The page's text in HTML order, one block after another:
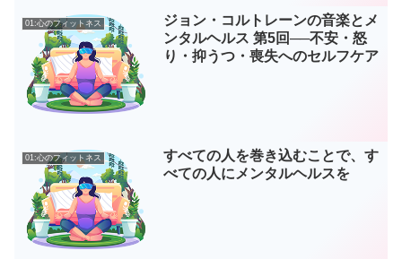
01:心のフィットネス
ジョン・コルトレーンの音楽とメ
ンタルヘルス 第5回──不安・怒
り・抑うつ・喪失へのセルフケア
01:心のフィットネス
すべての人を巻き込むことで、す
べての人にメンタルヘルスを